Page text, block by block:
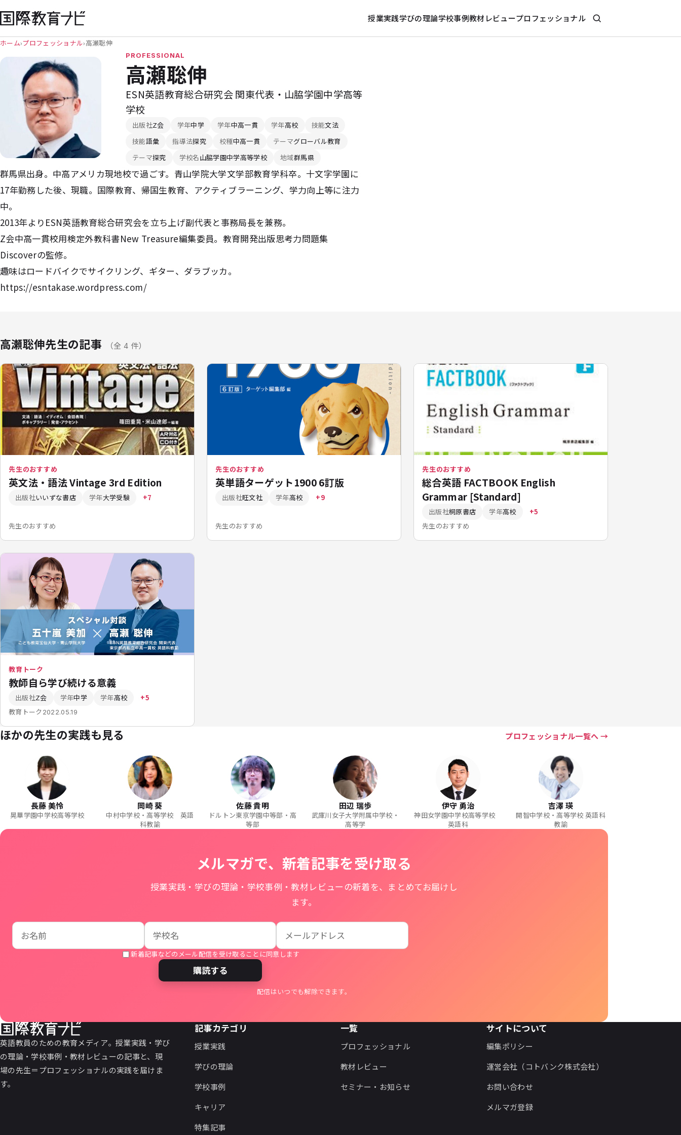
授業実践学びの理論学校事例教材レビュープロフェッショナル
ホーム›プロフェッショナル›高瀬聡伸
PROFESSIONAL
高瀬聡伸
ESN英語教育総合研究会 関東代表・山脇学園中学高等
学校
出版社Z会 学年中学 学年中高一貫 学年高校 技能文法
技能語彙 指導法探究 校種中高一貫 テーマグローバル教育
テーマ探究 学校名山脇学園中学高等学校 地域群馬県
群馬県出身。中高アメリカ現地校で過ごす。青山学院大学文学部教育学科卒。十文字学園に
17年勤務した後、現職。国際教育、帰国生教育、アクティブラーニング、学力向上等に注力
中。
2013年よりESN英語教育総合研究会を立ち上げ副代表と事務局長を兼務。
Z会中高一貫校用検定外教科書New Treasure編集委員。教育開発出版思考力問題集
Discoverの監修。
趣味はロードバイクでサイクリング、ギター、ダラブッカ。
https://esntakase.wordpress.com/
高瀬聡伸先生の記事 （全 4 件）
先生のおすすめ
英文法・語法 Vintage 3rd Edition
出版社いいずな書店 学年大学受験 +7
先生のおすすめ
先生のおすすめ
英単語ターゲット1900 6訂版
出版社旺文社 学年高校 +9
先生のおすすめ
先生のおすすめ
総合英語 FACTBOOK English
Grammar [Standard]
出版社桐原書店 学年高校 +5
先生のおすすめ
教育トーク
教師自ら学び続ける意義
出版社Z会 学年中学 学年高校 +5
教育トーク 2022.05.19
ほかの先生の実践も見る プロフェッショナル一覧へ
長藤 美怜
晃華学園中学校高等学校
岡崎 葵
中村中学校・高等学校 英語
科教諭
佐藤 貴明
ドルトン東京学園中等部・高
等部
田辺 瑞歩
武庫川女子大学附属中学校・
高等学
伊守 勇治
神田女学園中学校高等学校
英語科
吉澤 瑛
開智中学校・高等学校 英語科
教諭
メルマガで、新着記事を受け取る
授業実践・学びの理論・学校事例・教材レビューの新着を、まとめてお届けし
ます。
お名前
学校名
メールアドレス
新着記事などのメール配信を受け取ることに同意します
購読する
配信はいつでも解除できます。
英語教員のための教育メディア。授業実践・学び
の理論・学校事例・教材レビューの記事と、現
場の先生＝プロフェッショナルの実践を届けま
す。
記事カテゴリ
授業実践
学びの理論
学校事例
キャリア
特集記事
一覧
プロフェッショナル
教材レビュー
セミナー・お知らせ
サイトについて
編集ポリシー
運営会社（コトバンク株式会社）
お問い合わせ
メルマガ登録